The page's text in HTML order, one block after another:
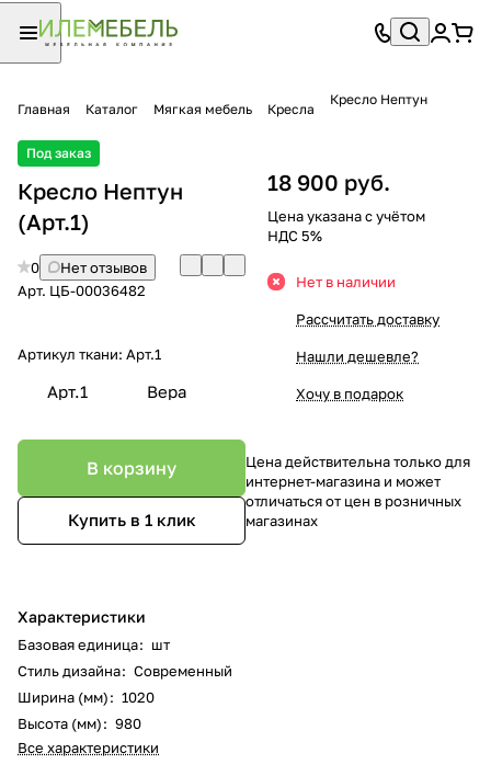
Главная Каталог Мягкая мебель Кресла
Кресло Нептун
Под заказ
Кресло Нептун
(Арт.1)
0
Нет отзывов
Арт. ЦБ-00036482
Артикул ткани: Арт.1
Арт.1 Вера
В корзину
Купить в 1 клик
Характеристики
Базовая единица: шт
Стиль дизайна: Современный
Ширина (мм): 1020
Высота (мм): 980
Все характеристики
18 900 руб.
Цена указана с учётом
НДС 5%
Нет в наличии
Рассчитать доставку
Нашли дешевле?
Хочу в подарок
Цена действительна только для
интернет-магазина и может
отличаться от цен в розничных
магазинах